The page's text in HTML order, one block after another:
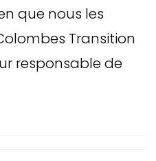
que nous les
Transition
responsable de